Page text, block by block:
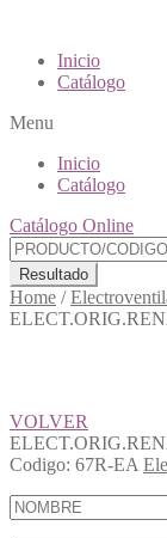
Inicio
Catálogo
Menu
Inicio
Catálogo
Catálogo Online
Resultado
Home /
VOLVER
Codigo: 67R-EA